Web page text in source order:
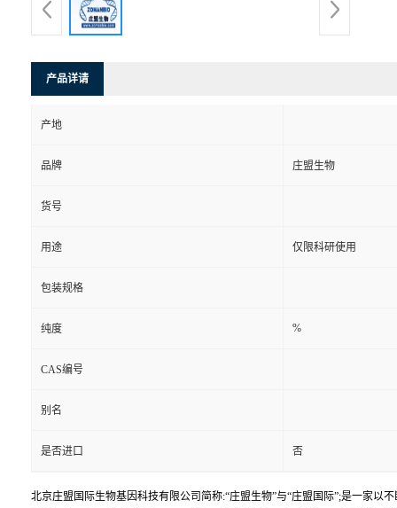
产品详请
产地
品牌 庄盟生物
货号
用途 仅限科研使用
包装规格
纯度 %
CAS编号
别名
是否进口 否
北京庄盟国际生物基因科技有限公司简称:“庄盟生物”与“庄盟国际”;是一家